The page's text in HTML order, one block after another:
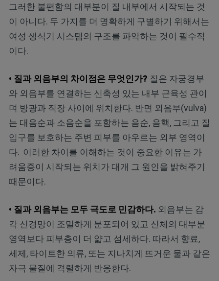
그러한 불편함의 대부분이 질 내부에서 시작되는 것
이 아니다. 두 가지를 더 명확하게 구별하기 위해서는
여성 생식기 시스템의 구조를 파악하는 것이 필수적
이다.
• 질과 외음부의 차이점은 무엇인가? 질은 자궁경부
와 외음부를 연결하는 신축성 있는 내부 근육성 관이
며 방광과 직장 사이에 위치한다. 반면 외음부(vulva)
는 대음순과 소음순을 포함하는 음순, 음핵, 그리고 질
입구를 보호하는 주변 피부를 아우르는 외부 영역이
다. 이러한 차이를 이해하는 것이 중요한 이유는 가
려움증이 시작되는 위치가 대개 그 원인을 밝혀주기
때문이다.
• 질과 외음부는 모두 극도로 민감하다. 외음부는 감
각 신경망이 조밀하게 분포되어 있고 신체의 대부분
영역보다 피부층이 더 얇고 섬세하다. 따라서 향료,
세제, 타이트한 의류, 또는 지나치게 뜨거운 물과 같은
자극 물질에 격렬하게 반응한다.